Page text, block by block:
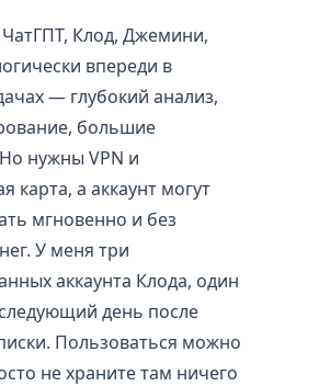
ЧатГПТ, Клод, Джемини,
впереди в
— глубокий анализ,
большие
нужны VPN и
карта, а аккаунт могут
мгновенно и без
У меня три
аккаунта Клода, один
день после
Пользоваться можно
не храните там ничего